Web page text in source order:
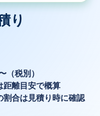
り
（税別）
距離目安で概算
合は見積り時に確認